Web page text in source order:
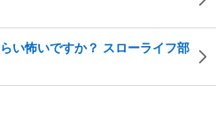
い怖いですか？ スローライフ部